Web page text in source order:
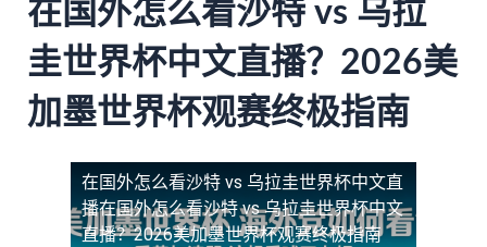
在国外怎么看沙特 vs 乌拉
圭世界杯中文直播？2026美
加墨世界杯观赛终极指南
在国外怎么看沙特 vs 乌拉圭世界杯中文直
播在国外怎么看沙特 vs 乌拉圭世界杯中文
直播？2026美加墨世界杯观赛终极指南